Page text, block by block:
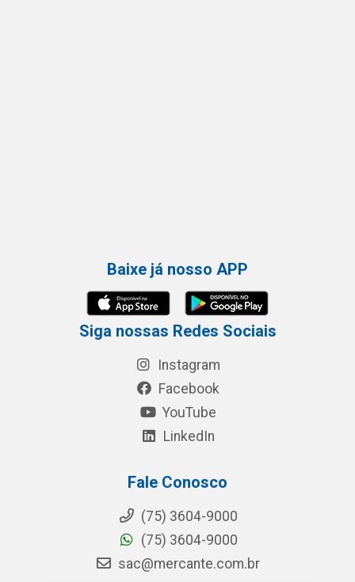
Baixe já nosso APP
Siga nossas Redes Sociais
Instagram
Facebook
YouTube
LinkedIn
Fale Conosco
(75) 3604-9000
(75) 3604-9000
sac@mercante.com.br